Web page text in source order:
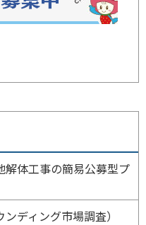
解体工事の簡易公募型プ
ディング市場調査）